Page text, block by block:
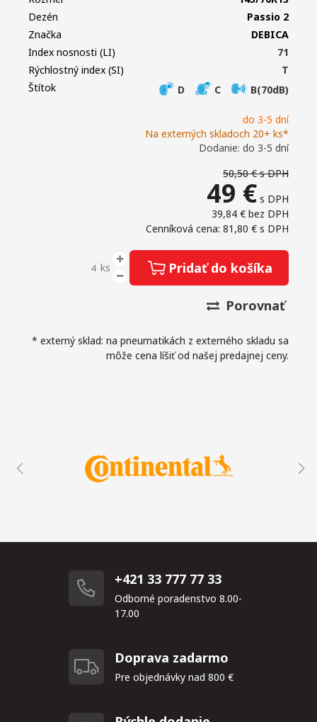
do 3-5 dní
Na externých skladoch 20+ ks*
Dodanie: do 3-5 dní
50,50 €s DPH
49 € s DPH
39,84 € bez DPH
Cenníková cena: 81,80 € s DPH
ks Pridať do košíka
Porovnať
* externý sklad: na pneumatikách z externého skladu sa
môže cena líšiť od našej predajnej ceny.
Dezén
Passio 2
Značka
DEBICA
Index nosnosti (LI)
71
Rýchlostný index (SI)
T
Štítok
D C B(70dB)
+421 33 777 77 33
Odborné poradenstvo 8.00-
17.00
Doprava zadarmo
Pre objednávky nad 800 €